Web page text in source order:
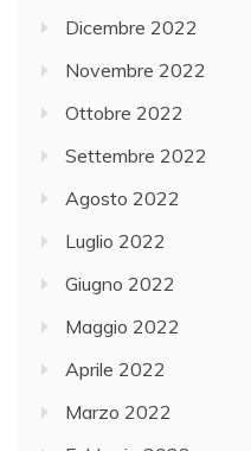
Dicembre 2022
Novembre 2022
Ottobre 2022
Settembre 2022
Agosto 2022
Luglio 2022
Giugno 2022
Maggio 2022
Aprile 2022
Marzo 2022